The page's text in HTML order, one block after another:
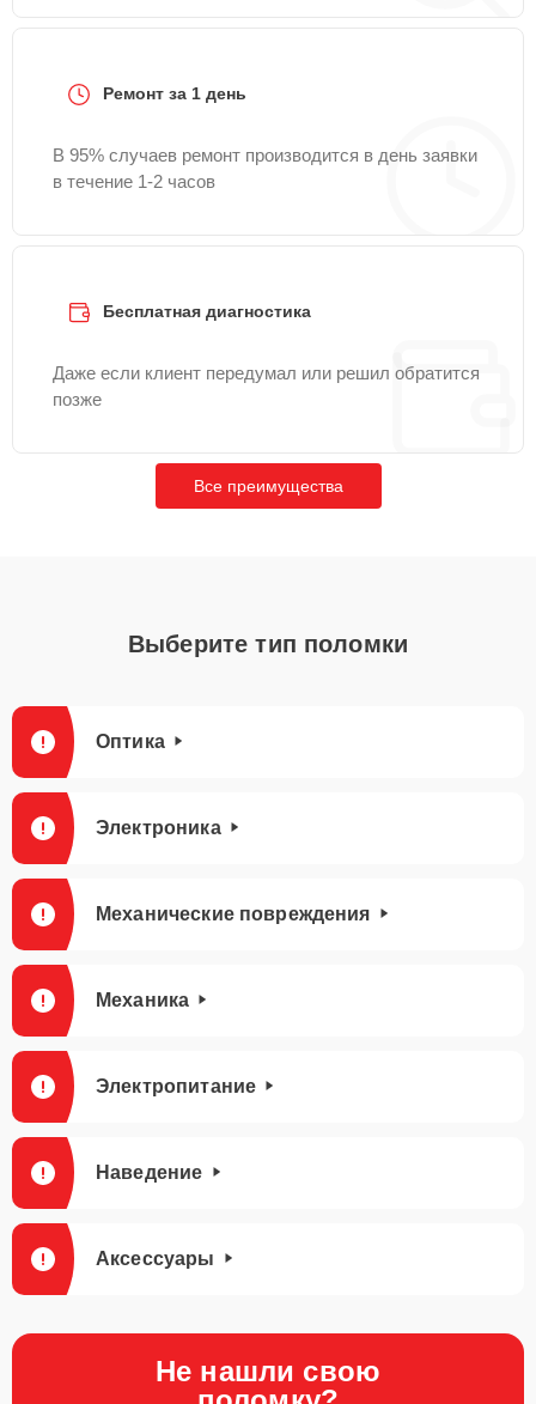
Ремонт за 1 день
В 95% случаев ремонт производится в день заявки
в течение 1-2 часов
Бесплатная диагностика
Даже если клиент передумал или решил обратится
позже
Все преимущества
Выберите тип поломки
Оптика
Электроника
Механические повреждения
Механика
Электропитание
Наведение
Аксессуары
Не нашли свою